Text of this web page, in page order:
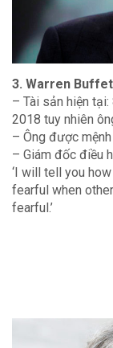
3. Warren
– Tài sản hiện
2018 tuy nhiên
– Ông được
– Giám đốc điều
‘I will tell you
fearful when
fearful.’